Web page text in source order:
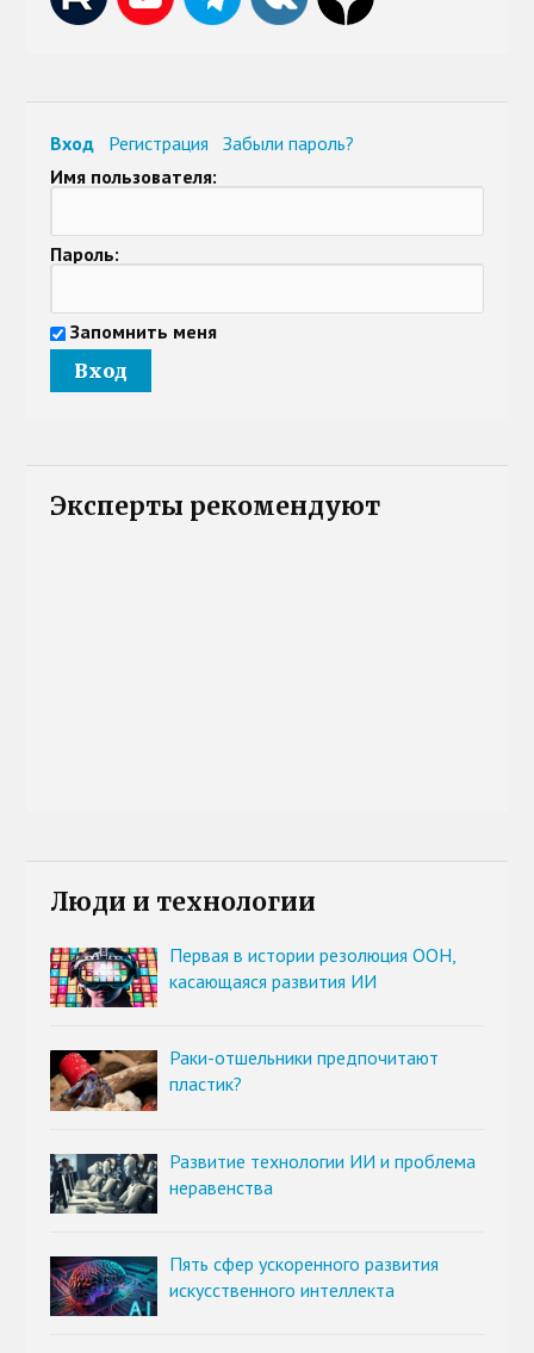
Вход Регистрация
Забыли пароль?
Имя пользователя:
Пароль:
Запомнить меня
Эксперты рекомендуют
Люди и технологии
Первая в истории резолюция ООН,
касающаяся развития ИИ
Раки-отшельники предпочитают
пластик?
Развитие технологии ИИ и проблема
неравенства
Пять сфер ускоренного развития
искусственного интеллекта